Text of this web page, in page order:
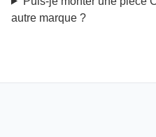
autre marque ?